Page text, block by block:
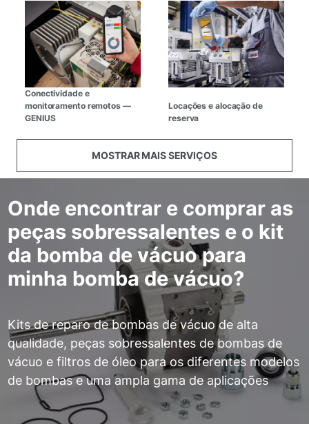
Conectividade e
monitoramento remotos —
GENIUS
Locações e alocação de
reserva
MOSTRAR MAIS SERVIÇOS
Onde encontrar e comprar as
peças sobressalentes e o kit
da bomba de vácuo para
minha bomba de vácuo?
Kits de reparo de bombas de vácuo de alta
qualidade, peças sobressalentes de bombas de
vácuo e filtros de óleo para os diferentes modelos
de bombas e uma ampla gama de aplicações